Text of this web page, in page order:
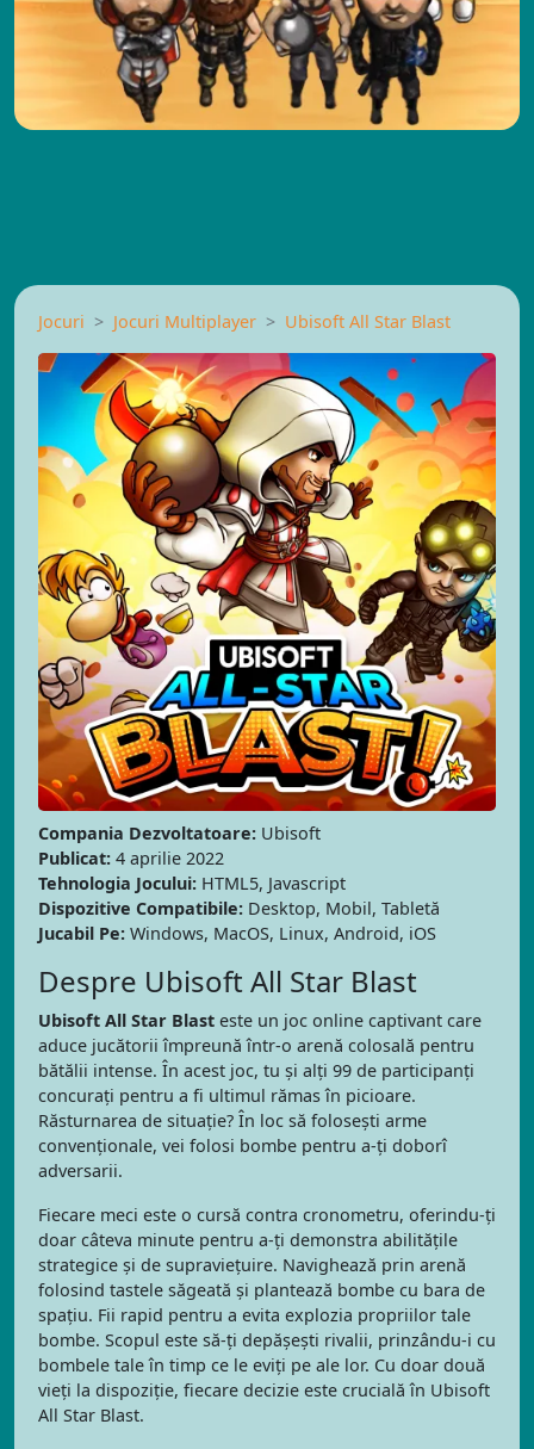
Jocuri Jocuri Multiplayer Ubisoft All Star Blast
Compania Dezvoltatoare: Ubisoft
Publicat: 4 aprilie 2022
Tehnologia Jocului: HTML5, Javascript
Dispozitive Compatibile: Desktop, Mobil, Tabletă
Jucabil Pe: Windows, MacOS, Linux, Android, iOS
Despre Ubisoft All Star Blast
Ubisoft All Star Blast este un joc online captivant care
aduce jucătorii împreună într-o arenă colosală pentru
bătălii intense. În acest joc, tu și alți 99 de participanți
concurați pentru a fi ultimul rămas în picioare.
Răsturnarea de situație? În loc să folosești arme
convenționale, vei folosi bombe pentru a-ți doborî
adversarii.
Fiecare meci este o cursă contra cronometru, oferindu-ți
doar câteva minute pentru a-ți demonstra abilitățile
strategice și de supraviețuire. Navighează prin arenă
folosind tastele săgeată și plantează bombe cu bara de
spațiu. Fii rapid pentru a evita explozia propriilor tale
bombe. Scopul este să-ți depășești rivalii, prinzându-i cu
bombele tale în timp ce le eviți pe ale lor. Cu doar două
vieți la dispoziție, fiecare decizie este crucială în Ubisoft
All Star Blast.